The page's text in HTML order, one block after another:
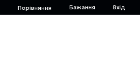
Порівняння Бажання Вхід